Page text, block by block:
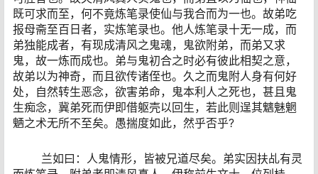
既可求而至，何不竟炼笔录使仙与我合而为一也。故弟吃
报母斋至百日者，实炼笔录也。他人炼笔录十无一成，而
弟独能成者，有现成清风之鬼魂，鬼欲附弟，而弟又求
鬼，故一炼而成也。弟与鬼初合之时必有彼此相契之意，
故弟以为神奇，而且欲传诸侄也。久之而鬼附人身有何好
处，自然转生恶念，欲害弟命，鬼本利人之死也，甚且鬼
生痴念，冀弟死而伊即借躯壳以回生，若此则逞其魑魅魍
魉之术无所不至矣。愚揣度如此，然乎否乎?
兰如曰：人鬼情形，皆被兄道尽矣。弟实因扶乩有灵